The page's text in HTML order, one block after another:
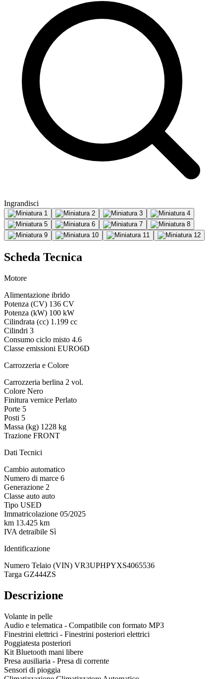
Ingrandisci
Scheda Tecnica
Motore
Alimentazione ibrido
Potenza (CV) 136 CV
Potenza (kW) 100 kW
Cilindrata (cc) 1.199 cc
Cilindri 3
Consumo ciclo misto 4.6
Classe emissioni EURO6D
Carrozzeria e Colore
Carrozzeria berlina 2 vol.
Colore Nero
Finitura vernice Perlato
Porte 5
Posti 5
Massa (kg) 1228 kg
Trazione FRONT
Dati Tecnici
Cambio automatico
Numero di marce 6
Generazione 2
Classe auto auto
Tipo USED
Immatricolazione 05/2025
km 13.425 km
IVA detraibile Sì
Identificazione
Numero Telaio (VIN) VR3UPHPYXS4065536
Targa GZ444ZS
Descrizione
Volante in pelle
Audio e telematica - Compatibile con formato MP3
Finestrini elettrici - Finestrini posteriori elettrici
Poggiatesta posteriori
Kit Bluetooth mani libere
Presa ausiliaria - Presa di corrente
Sensori di pioggia